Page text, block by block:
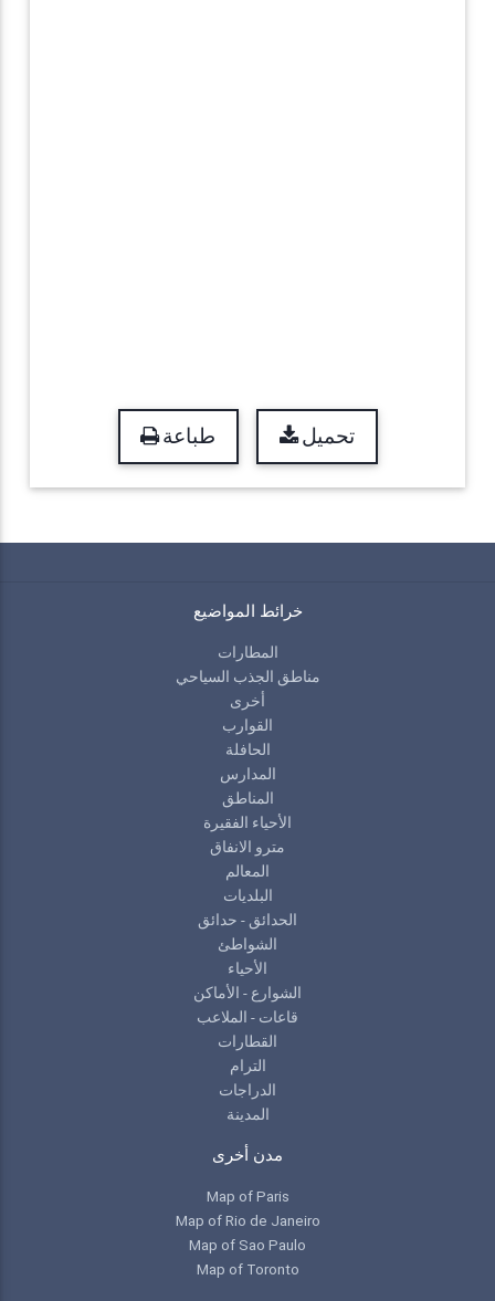
طباعة تحميل
خرائط المواضيع
المطارات
مناطق الجذب السياحي
أخرى
القوارب
الحافلة
المدارس
المناطق
الأحياء الفقيرة
مترو الانفاق
المعالم
البلديات
الحدائق - حدائق
الشواطئ
الأحياء
الشوارع - الأماكن
قاعات - الملاعب
القطارات
الترام
الدراجات
المدينة
مدن أخرى
Map of Paris
Map of Rio de Janeiro
Map of Sao Paulo
Map of Toronto